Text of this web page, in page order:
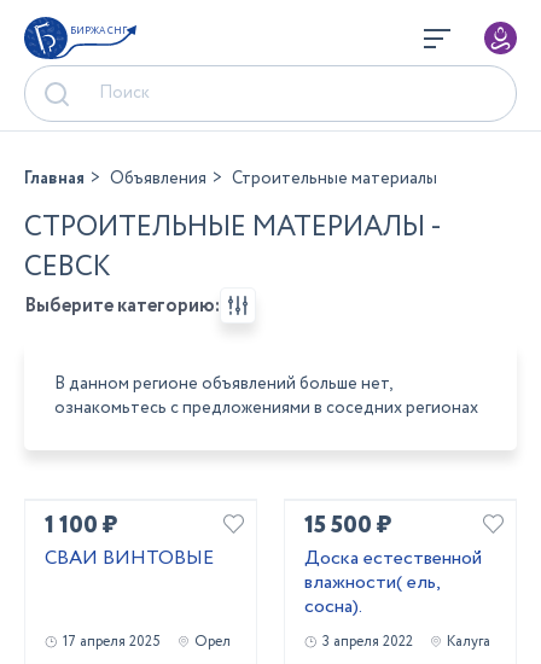
БИРЖА СНГ
Главная Объявления Строительные материалы
СТРОИТЕЛЬНЫЕ МАТЕРИАЛЫ -
СЕВСК
Выберите категорию:
В данном регионе объявлений больше нет,
ознакомьтесь с предложениями в соседних регионах
1 100 ₽
СВАИ ВИНТОВЫЕ
17 апреля 2025 Орел
15 500 ₽
Доска естественной
влажности( ель,
сосна).
3 апреля 2022 Калуга